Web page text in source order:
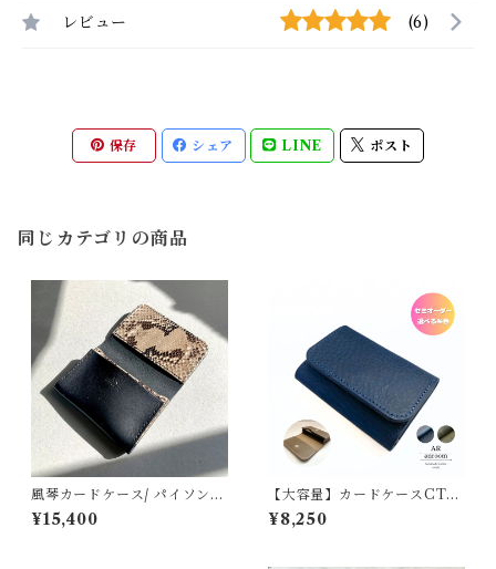
レビュー (6)
保存 シェア LINE ポスト
同じカテゴリの商品
風琴カードケース/ パイソン×
カラーコンビ
¥15,400
【大容量】カードケースCT／
シュリンクオイル2color
¥8,250